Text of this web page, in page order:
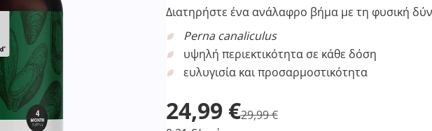
Διατηρήστε ένα ανάλαφρο βήμα με τη φυσική
Perna canaliculus
υψηλή περιεκτικότητα σε κάθε δόση
ευλυγισία και προσαρμοστικότητα
24,99 €29,99 €